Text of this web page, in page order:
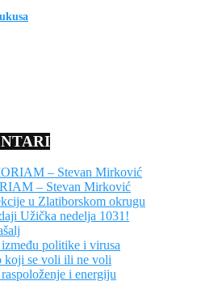
– Stevan Mirković
– Stevan Mirković
u Zlatiborskom okrugu
Užička nedelja 1031!
politike i virusa
koji se voli ili ne voli
i energiju